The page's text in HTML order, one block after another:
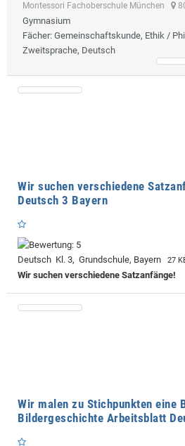
Montessori Fachoberschule München
Gymnasium
Fächer: Gemeinschaftskunde, Ethik /
Zweitsprache, Deutsch
Wir suchen verschiedene
Deutsch 3 Bayern
Deutsch Kl. 3, Grundschule, Bayern 27
Wir suchen verschiedene Satzanfänge!
Wir malen zu Stichpunkten eine
Bildergeschichte Arbeitsblatt